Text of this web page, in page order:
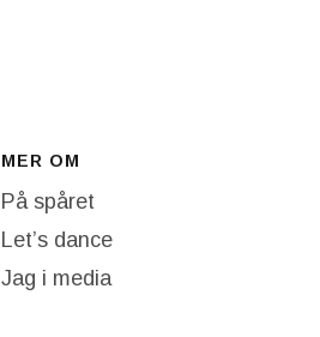
MER OM
På spåret
Let’s dance
Jag i media